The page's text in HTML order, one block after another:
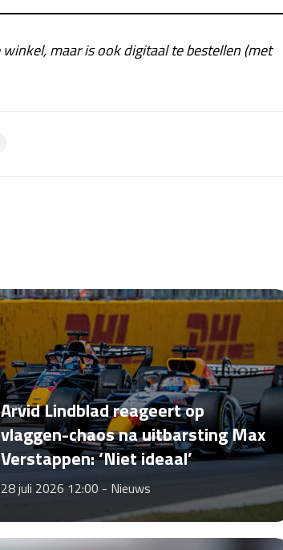
maar is ook digitaal te bestellen (met
Arvid Lindblad reageert op
vlaggen-chaos na uitbarsting Max
Verstappen: ‘Niet ideaal’
28 juli 2026 12:00 - Nieuws